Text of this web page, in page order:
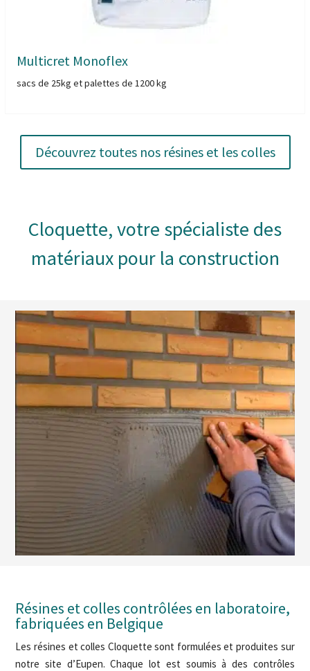
Multicret Monoflex
sacs de 25kg et palettes de 1200 kg
Découvrez toutes nos résines et les colles
Cloquette, votre spécialiste des
matériaux pour la construction
Résines et colles contrôlées en laboratoire,
fabriquées en Belgique
Les résines et colles Cloquette sont formulées et produites sur
notre site d’Eupen. Chaque lot est soumis à des contrôles